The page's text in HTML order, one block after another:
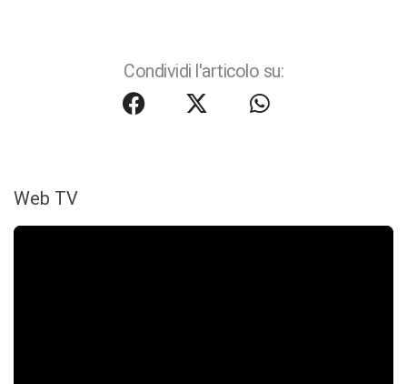
Condividi l'articolo su:
Web TV